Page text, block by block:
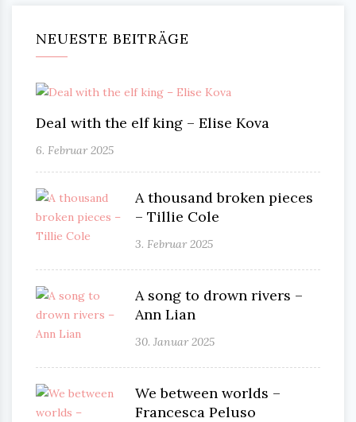
NEUESTE BEITRÄGE
Deal with the elf king – Elise Kova
6. Februar 2025
A thousand broken pieces
– Tillie Cole
3. Februar 2025
A song to drown rivers –
Ann Lian
30. Januar 2025
We between worlds –
Francesca Peluso